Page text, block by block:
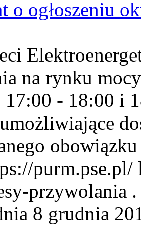
o ogłoszeniu
na rynku
17:00 - 18:00 i
przywolania
8 grudnia